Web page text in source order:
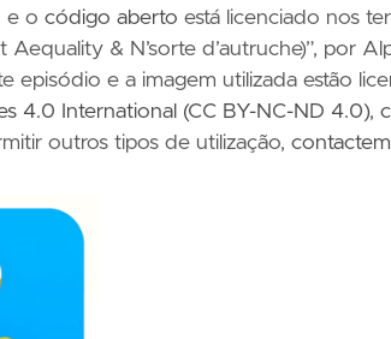
e o código aberto está licenciado nos
& N’sorte d’autruche)”, por
episódio e a imagem utilizada estão
4.0 International (CC BY-NC-ND 4.0),
outros tipos de utilização,